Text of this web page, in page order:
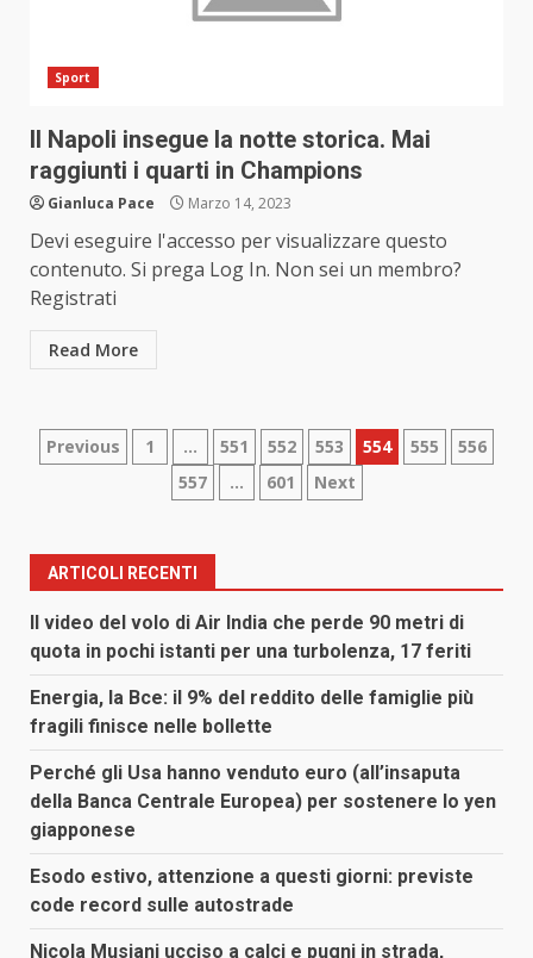
Sport
Il Napoli insegue la notte storica. Mai
raggiunti i quarti in Champions
Gianluca Pace Marzo 14, 2023
Devi eseguire l'accesso per visualizzare questo
contenuto. Si prega Log In. Non sei un membro?
Registrati
Read More
Paginazione
articoli
Previous 1 … 551 552 553 554 555
556
557
… 601 Next
ARTICOLI RECENTI
Il video del volo di Air India che perde 90 metri di
quota in pochi istanti per una turbolenza, 17 feriti
Energia, la Bce: il 9% del reddito delle famiglie più
fragili finisce nelle bollette
Perché gli Usa hanno venduto euro (all’insaputa
della Banca Centrale Europea) per sostenere lo yen
giapponese
Esodo estivo, attenzione a questi giorni: previste
code record sulle autostrade
Nicola Musiani ucciso a calci e pugni in strada,